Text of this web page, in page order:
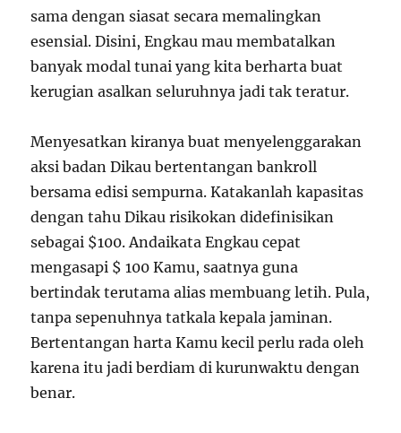
sama dengan siasat secara memalingkan
esensial. Disini, Engkau mau membatalkan
banyak modal tunai yang kita berharta buat
kerugian asalkan seluruhnya jadi tak teratur.
Menyesatkan kiranya buat menyelenggarakan
aksi badan Dikau bertentangan bankroll
bersama edisi sempurna. Katakanlah kapasitas
dengan tahu Dikau risikokan didefinisikan
sebagai $100. Andaikata Engkau cepat
mengasapi $ 100 Kamu, saatnya guna
bertindak terutama alias membuang letih. Pula,
tanpa sepenuhnya tatkala kepala jaminan.
Bertentangan harta Kamu kecil perlu rada oleh
karena itu jadi berdiam di kurunwaktu dengan
benar.